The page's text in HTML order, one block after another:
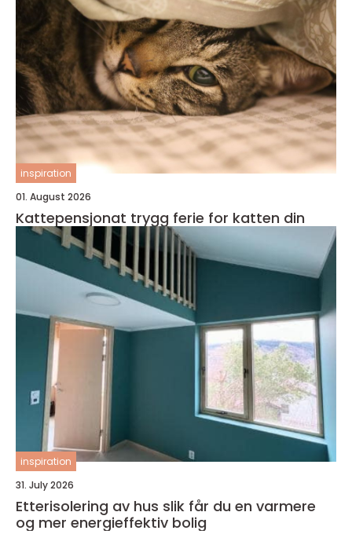
inspiration
01. August 2026
Kattepensjonat trygg ferie for katten din
inspiration
31. July 2026
Etterisolering av hus slik får du en varmere
og mer energieffektiv bolig